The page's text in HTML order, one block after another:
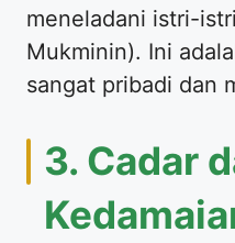
meneladani istri-
Mukminin). Ini
sangat pribadi dan
​3. Cadar